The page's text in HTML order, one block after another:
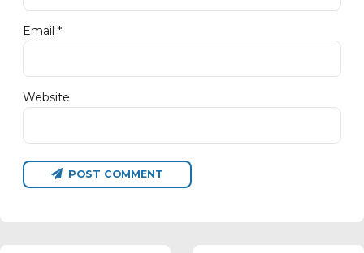
Email *
Website
POST COMMENT